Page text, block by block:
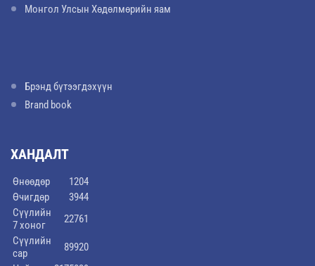
Монгол Улсын Хөдөлмөрийн яам
Брэнд бүтээгдэхүүн
Brand book
ХАНДАЛТ
Өнөөдөр
1204
Өчигдөр
3944
Сүүлийн
7 хоног
22761
Сүүлийн
сар
89920